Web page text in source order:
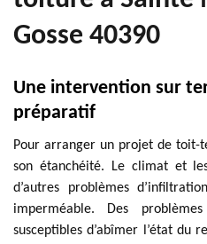
Gosse 40390
Une intervention sur
préparatif
Pour arranger un projet de toit-
son étanchéité. Le climat et
d’autres problèmes
imperméable. Des
susceptibles d’abîmer l’état du